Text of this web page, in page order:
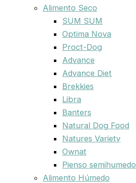
Alimento Seco
SUM SUM
Optima Nova
Proct-Dog
Advance
Advance Diet
Brekkies
Libra
Banters
Natural Dog Food
Natures Variety
Ownat
Pienso semihumedo
Alimento Húmedo